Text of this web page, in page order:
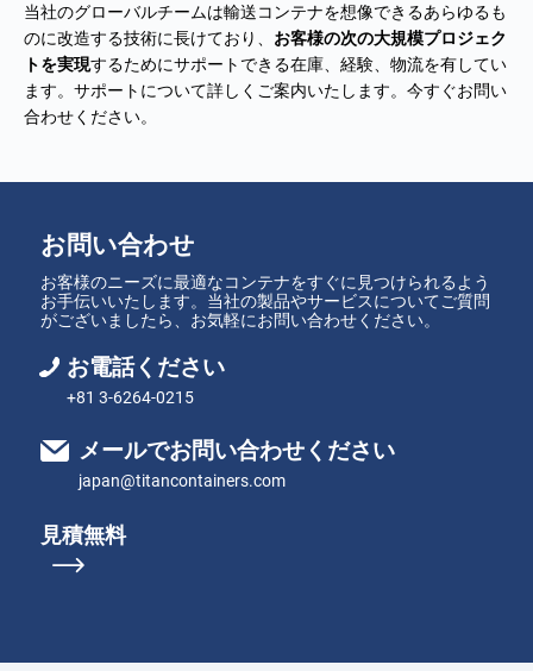
当社のグローバルチームは輸送コンテナを想像できるあらゆるも
のに改造する技術に長けており、 お客様の次の大規模プロジェク
トを実現するためにサポートできる在庫、経験、物流を有してい
ます。サポートについて詳しくご案内いたします。今すぐお問い
合わせください。
お問い合わせ
お客様のニーズに最適なコンテナをすぐに見つけられるよう
お手伝いいたします。当社の製品やサービスについてご質問
がございましたら、お気軽にお問い合わせください。
お電話ください
+81 3-6264-0215
メールでお問い合わせください
japan@titancontainers.com
見積無料